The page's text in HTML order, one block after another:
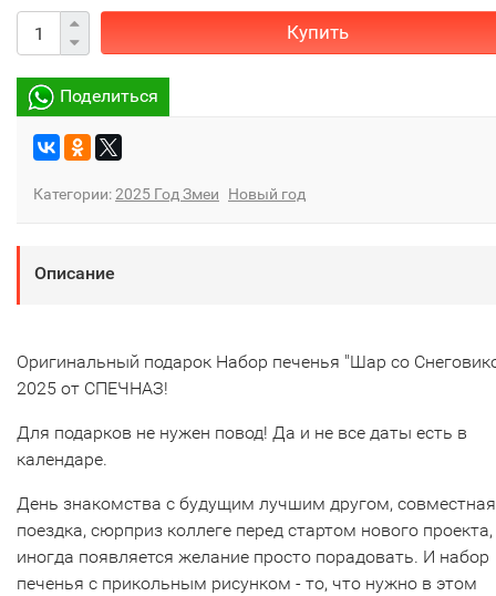
Купить
Поделиться
Категории:2025 Год Змеи Новый год
Описание
Оригинальный подарок Набор печенья "Шар со
2025 от СПЕЧНАЗ!
Для подарков не нужен повод! Да и не все даты есть в
календаре.
День знакомства с будущим лучшим другом, совместная
поездка, сюрприз коллеге перед стартом нового
иногда появляется желание просто порадовать. И набор
печенья с прикольным рисунком - то, что нужно в этом